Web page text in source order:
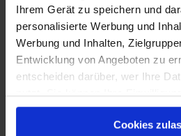
Ihrem Gerät zu speichern und
personalisierte Werbung und
Werbung und Inhalten,
Entwicklung von Angeboten zu
entscheiden darüber, wer Ihre
nutzt. Sie können Ihre
Cookie-Erklärung oder durch
Trigger Symbol ändern oder
Cookies
_uetsid Microsoft
Dies
auch,
der